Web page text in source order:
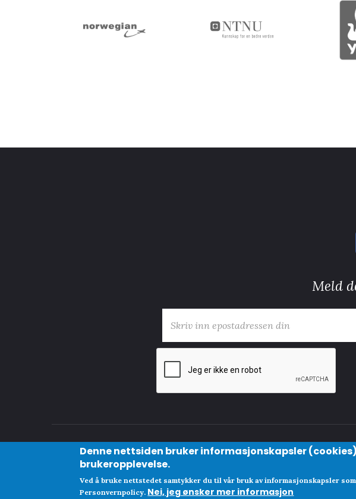
Meld
© Copyright Clue Norge AS
​Org No 825447342
Denne nettsiden bruker informasjonskapsler
brukeropplevelse.
Ved å bruke nettstedet samtykker du til vår bruk av informasjonskapsler
Personvernpolicy. Nei, jeg ønsker mer informasjon